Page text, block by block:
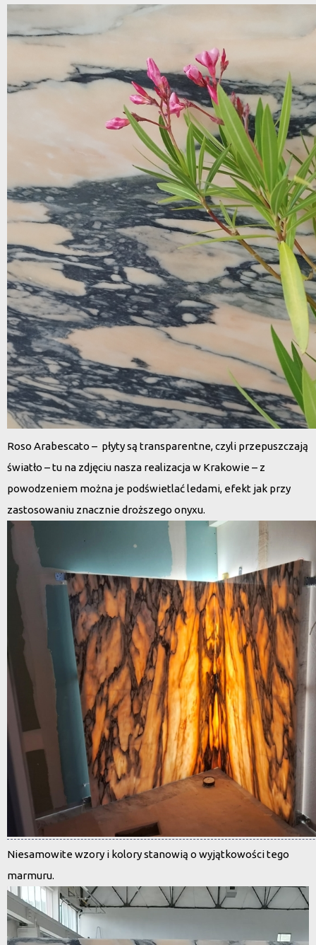
Roso Arabescato – płyty są transparentne, czyli przepuszczają
światło – tu na zdjęciu nasza realizacja w Krakowie – z
powodzeniem można je podświetlać ledami, efekt jak przy
zastosowaniu znacznie droższego onyxu.
Niesamowite wzory i kolory stanowią o wyjątkowości tego
marmuru.
Odtwarzacz
video